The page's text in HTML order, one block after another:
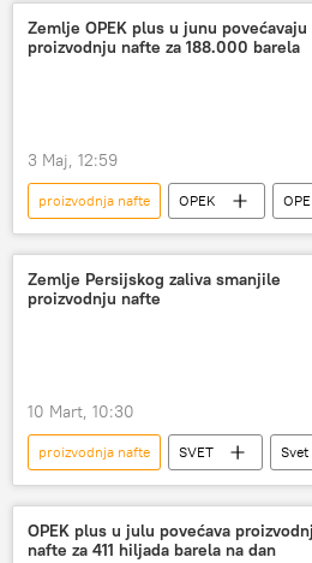
Zemlje OPEK plus u junu povećavaju
proizvodnju nafte za 188.000 barela
3 Maj, 12:59
proizvodnja nafte OPEK
Rusija
nafta
Svet – ekonomija
Energetika
Zemlje Persijskog zaliva smanjile
proizvodnju nafte
10 Mart, 10:30
proizvodnja nafte SVET
Svet
nafta
Kuvajt
Saudijska
Irak
Kuvajt
OPEK plus u julu povećava
nafte za 411 hiljada barela na dan